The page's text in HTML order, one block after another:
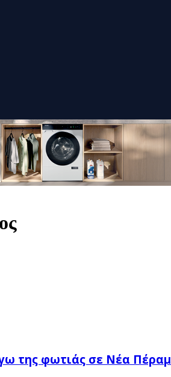
της φωτιάς σε Νέα